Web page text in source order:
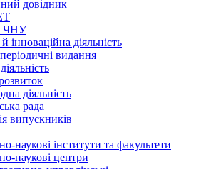
довідник
ЧНУ
інноваційна діяльність
видання
діяльність
рада
випускників
наукові інститути та факультети
наукові центри